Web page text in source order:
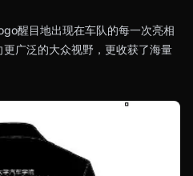
醒目地出现在车队的每一次亮相
广泛的大众视野，更收获了海量